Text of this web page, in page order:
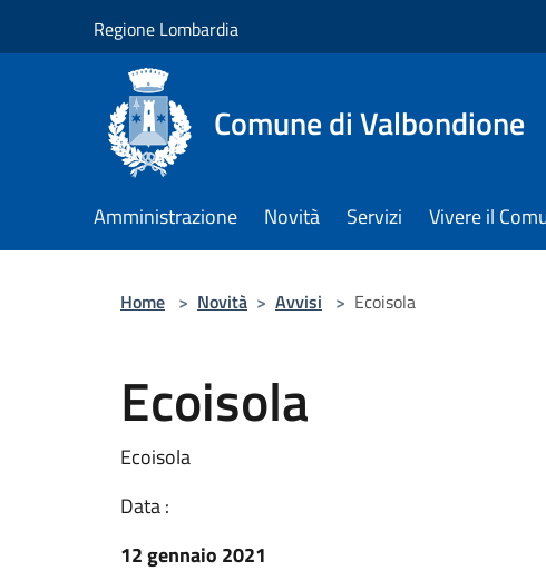
Regione Lombardia
Comune di Valbondione
Amministrazione Novità Servizi Vivere il
Home > Novità > Avvisi > Ecoisola
Ecoisola
Ecoisola
Data :
12 gennaio 2021